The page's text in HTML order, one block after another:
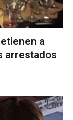
a
arrestados